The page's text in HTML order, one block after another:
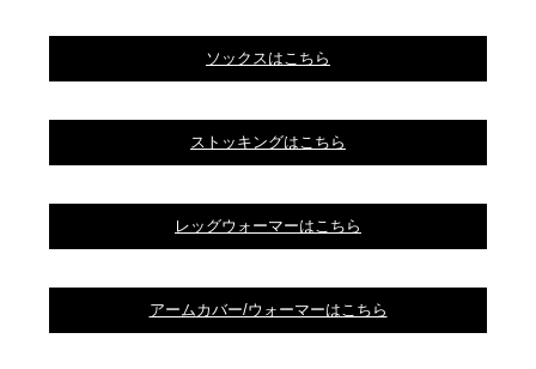
ソックスはこちら
ストッキングはこちら
レッグウォーマーはこちら
アームカバー/ウォーマーはこちら